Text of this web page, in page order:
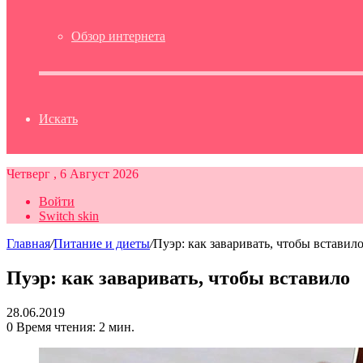
Обзор интернета
Искать
Четверг , 6 Август 2026
Войти
Switch skin
Главная/Питание и диеты/Пуэр: как заваривать, чтобы вставило
Пуэр: как заваривать, чтобы вставило
28.06.2019
0 Время чтения: 2 мин.